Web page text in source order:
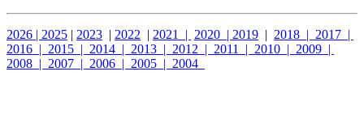
2026 | 2025 | 2023 | 2022 | 2021 | 2020 | 2019 | 2018 | 2017 |
2016 | 2015 | 2014 | 2013 | 2012 | 2011 | 2010 | 2009 |
2008 | 2007 | 2006 | 2005 | 2004